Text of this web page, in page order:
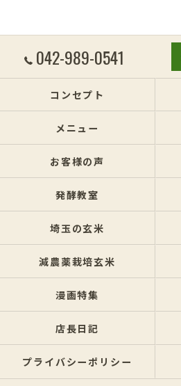
042-989-0541
コンセプト
メニュー
お客様の声
発酵教室
埼玉の玄米
減農薬栽培玄米
漫画特集
店長日記
プライバシーポリシー